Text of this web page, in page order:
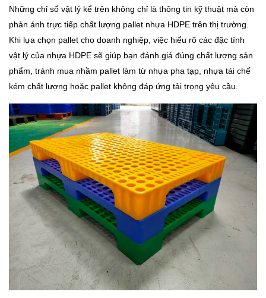
Những chỉ số vật lý kể trên không chỉ là thông tin kỹ thuật mà còn
phản ánh trực tiếp chất lượng pallet nhựa HDPE trên thị trường.
Khi lựa chọn pallet cho doanh nghiệp, việc hiểu rõ các đặc tính
vật lý của nhựa HDPE sẽ giúp bạn đánh giá đúng chất lượng sản
phẩm, tránh mua nhầm pallet làm từ nhựa pha tạp, nhựa tái chế
kém chất lượng hoặc pallet không đáp ứng tải trọng yêu cầu.